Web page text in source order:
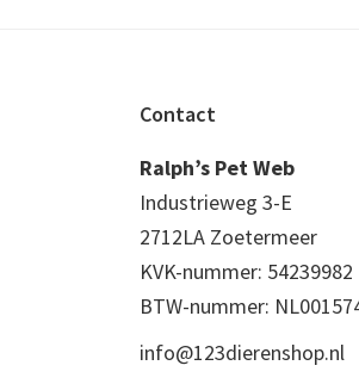
Contact
Ralph’s Pet Web
Industrieweg 3-E
2712LA Zoetermeer
KVK-nummer: 54239982
BTW-nummer:
info@123dierenshop.nl